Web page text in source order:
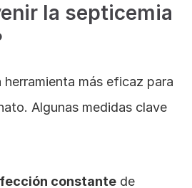
la septicemia
herramienta más eficaz para
Algunas medidas clave
constante de